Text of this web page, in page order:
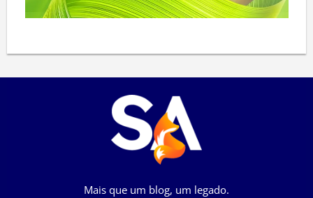
Mais que um blog, um legado.